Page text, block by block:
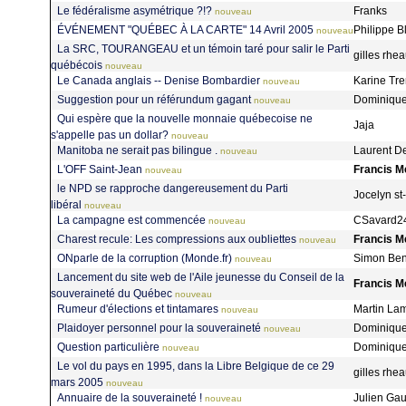
Le fédéralisme asymétrique ?!? nouveau
Franks
ÉVÉNEMENT "QUÉBEC À LA CARTE" 14 Avril 2005 nouveau Philippe
La SRC, TOURANGEAU et un témoin taré pour salir le Parti
québécois nouveau
gilles
Le Canada anglais -- Denise Bombardier nouveau
Karine
Suggestion pour un référundum gagant nouveau
Qui espère que la nouvelle monnaie québecoise ne
s'appelle pas un dollar? nouveau
Jaja
Manitoba ne serait pas bilingue .
nouveau
Laurent
L'OFF Saint-Jean nouveau
Francis
le NPD se rapproche dangereusement du Parti
libéral nouveau
Jocelyn
La campagne est commencée nouveau
Charest recule: Les compressions aux oubliettes nouveau
Francis
ONparle de la corruption (Monde.fr) nouveau
Simon
Lancement du site web de l'Aile jeunesse du Conseil de la
souveraineté du Québec nouveau
Francis
Rumeur d'élections et tintamares nouveau
Martin
Plaidoyer personnel pour la souveraineté nouveau
Question particulière nouveau
Le vol du pays en 1995, dans la Libre Belgique de ce 29
mars 2005 nouveau
gilles
Annuaire de la souveraineté ! nouveau Julien